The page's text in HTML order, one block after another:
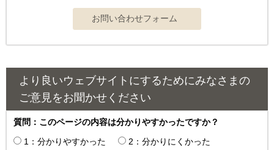
より良いウェブサイトにするためにみなさまの
ご意見をお聞かせください
質問：このページの内容は分かりやすかったですか？
1：分かりやすかった
2：分かりにくかった